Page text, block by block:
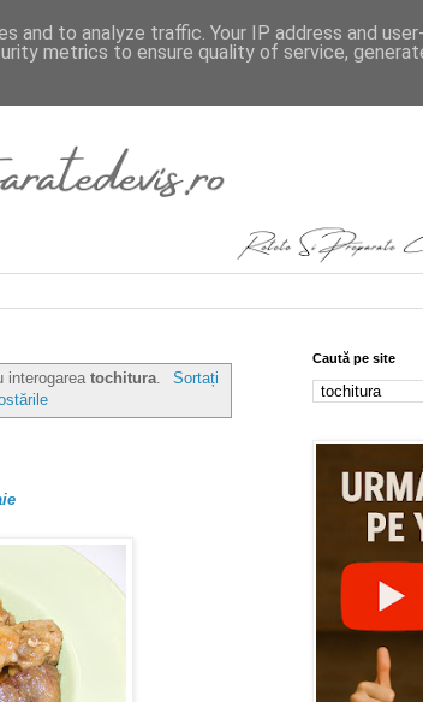
interogareatochitura.
Sortați
Caută pe site
and to analyze traffic. Your IP address and
metrics to ensure quality of service,